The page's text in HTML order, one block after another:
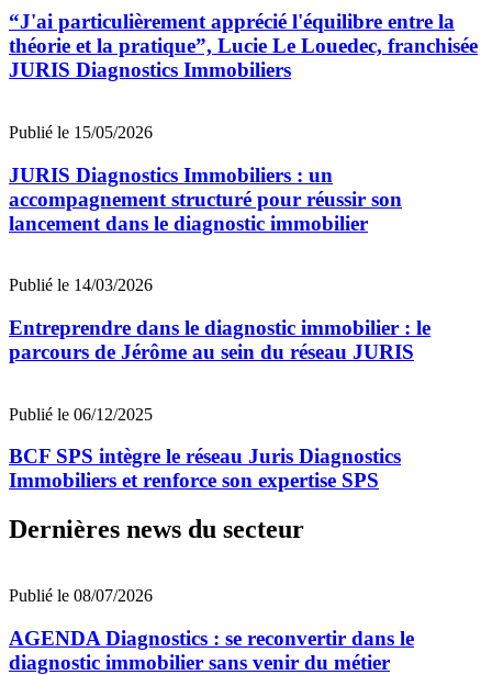
“J'ai particulièrement apprécié l'équilibre entre la
théorie et la pratique”, Lucie Le Louedec, franchisée
JURIS Diagnostics Immobiliers
Publié le 15/05/2026
JURIS Diagnostics Immobiliers : un
accompagnement structuré pour réussir son
lancement dans le diagnostic immobilier
Publié le 14/03/2026
Entreprendre dans le diagnostic immobilier : le
parcours de Jérôme au sein du réseau JURIS
Publié le 06/12/2025
BCF SPS intègre le réseau Juris Diagnostics
Immobiliers et renforce son expertise SPS
Dernières news du secteur
Publié le 08/07/2026
AGENDA Diagnostics : se reconvertir dans le
diagnostic immobilier sans venir du métier